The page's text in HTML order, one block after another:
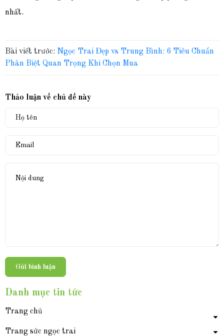
nhất.
Bài viết trước: Ngọc Trai Đẹp vs Trung Bình: 6 Tiêu Chuẩn
Phân Biệt Quan Trọng Khi Chọn Mua
Thảo luận về chủ đề này
Gửi bình luận
Danh mục tin tức
Trang chủ
Trang sức ngọc trai